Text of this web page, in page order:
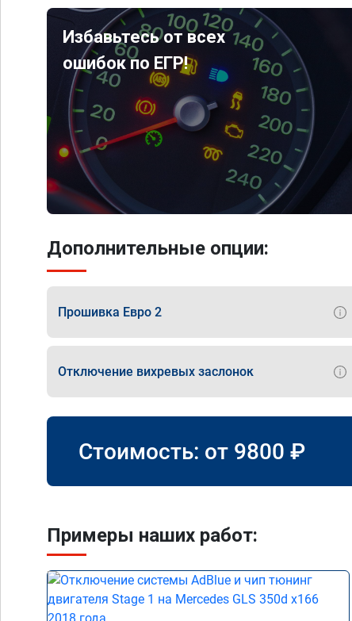
Избавьтесь от всех
ошибок по ЕГР!
Дополнительные опции:
Прошивка Евро 2
Отключение вихревых заслонок
Стоимость: от 9800 ₽
Примеры наших работ: